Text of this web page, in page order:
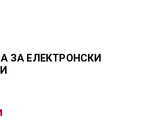
ЗА ЕЛЕКТРОНСКИ